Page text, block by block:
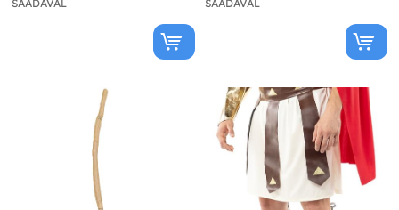
SAADAVAL SAADAVAL